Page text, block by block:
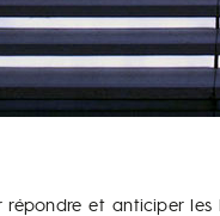
et anticiper